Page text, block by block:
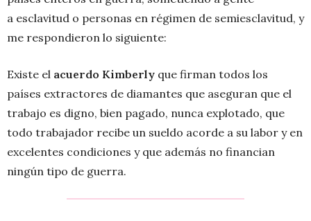
a esclavitud o personas en régimen de semiesclavitud, y
me respondieron lo siguiente:
Existe el acuerdo Kimberly que firman todos los
países extractores de diamantes que aseguran que el
trabajo es digno, bien pagado, nunca explotado, que
todo trabajador recibe un sueldo acorde a su labor y en
excelentes condiciones y que además no financian
ningún tipo de guerra.